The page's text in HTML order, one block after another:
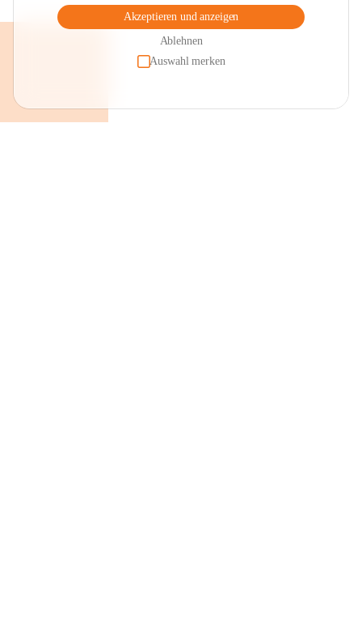
Akzeptieren und anzeigen
Ablehnen
Auswahl merken